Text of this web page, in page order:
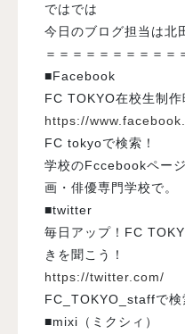
ではでは
今日のブログ担当は
＝＝＝＝＝＝＝＝＝＝
■Facebook
FC TOKYO在校生制作
https://
FC tokyoで検索！
学校のFccebookペー
画・俳優専門学校で。
■twitter
毎日アップ！FC
きを聞こう！
https://twitter.com/
FC_TOKYO_staffで検
■mixi（ミクシィ）